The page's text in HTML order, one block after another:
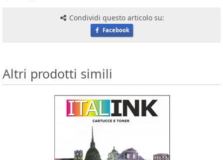
Condividi questo articolo su:
Facebook
Altri prodotti simili